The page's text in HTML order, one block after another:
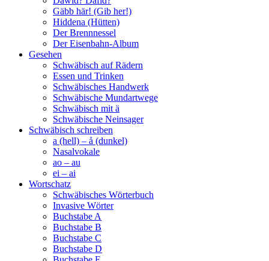
Gäbb här! (Gib her!)
Hiddena (Hütten)
Der Brennnessel
Der Eisenbahn-Album
Gesehen
Schwäbisch auf Rädern
Essen und Trinken
Schwäbisches Handwerk
Schwäbische Mundartwege
Schwäbisch mit ä
Schwäbische Neinsager
Schwäbisch schreiben
a (hell) – å (dunkel)
Nasalvokale
ao – au
ei – ai
Wortschatz
Schwäbisches Wörterbuch
Invasive Wörter
Buchstabe A
Buchstabe B
Buchstabe C
Buchstabe D